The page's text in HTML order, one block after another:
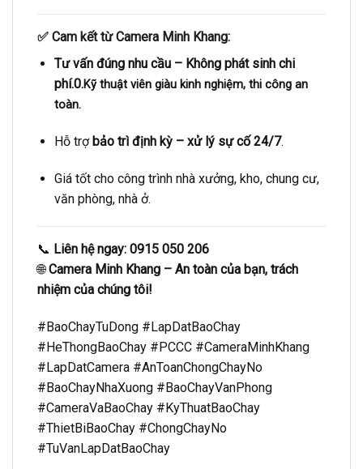
✅ Cam kết từ Camera Minh Khang:
Tư vấn đúng nhu cầu – Không phát sinh chi
phí.0.Kỹ thuật viên giàu kinh nghiệm, thi công an
toàn.
Hỗ trợ bảo trì định kỳ – xử lý sự cố 24/7.
Giá tốt cho công trình nhà xưởng, kho, chung cư,
văn phòng, nhà ở.
📞 Liên hệ ngay: 0915 050 206
🌐Camera Minh Khang – An toàn của bạn, trách
nhiệm của chúng tôi!
#BaoChayTuDong #LapDatBaoChay
#HeThongBaoChay #PCCC #CameraMinhKhang
#LapDatCamera #AnToanChongChayNo
#BaoChayNhaXuong #BaoChayVanPhong
#CameraVaBaoChay #KyThuatBaoChay
#ThietBiBaoChay #ChongChayNo
#TuVanLapDatBaoChay